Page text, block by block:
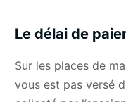
Le délai de
Sur les places de
vous est pas versé